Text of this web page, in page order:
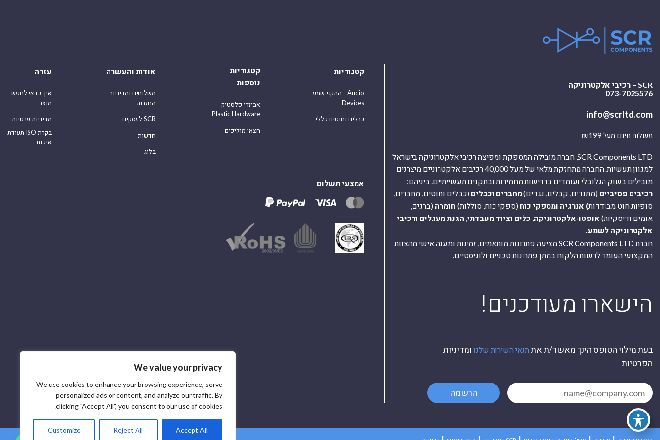
We value your privacy
We use cookies to enhance your browsing experience, serve
personalized ads or content, and analyze our traffic. By
clicking "Accept All", you consent to our use of cookies.
Customize Reject All Accept All
SCR – רכיבי אלקטרוניקה
073-7025576
info@scrltd.com
משלוח חינם מעל ₪199
SCR Components LTD, חברה מובילה המספקת ומפיצה רכיבי אלקטרוניקה בישראל
למגוון תעשיות. החברה מתחזקת מלאי של מעל 40,000 רכיבים אלקטרוניים מיצרנים
מובילים בשוק הגלובלי ועומדים בדרישות מחמירות ובתקנים תעשייתיים. ביניהם:
רכיבים פסיביים (מתנדים, קבלים, נגדים)מחברים וכבלים (כבלים וחוטים, מחברים,
סופיות חוט מבודדות) אנרגיה ומספקי כוח (ספקי כוח, סוללות) חומרה (ברגים,
אומים ודיסקיות) אופטו-אלקטרוניקה כלים וציוד מעבדתי הגנת מעגלים ורכיבי
אלקטרוניקה לשמע.
חברת SCR Components LTD מציעה פתרונות מותאמים, זמינות ומענה אישי מהצוות
המקצועי העומד לרשות הלקוח במתן פתרונות טכניים ולוגיסטיים.
!הישארו מעודכנים
בעת מילוי הטופס הינך מאשר/ת את תנאי השירות שלנו ומדיניות
הפרטיות
הרשמה
קטגוריות
התקני שמע - Audio
Devices
כבלים וחוטים כללי
קטגוריות
נוספות
אביזרי פלסטיק
Plastic Hardware
חצאי מוליכים
אודות והעשרה
משלוחים ומדיניות
החזרות
לעסקים SCR
חדשות
בלוג
עזרה
איך כדאי לחפש
מוצר
מדיניות פרטיות
תעודת ISO בקרת
איכות
אמצעי תשלום